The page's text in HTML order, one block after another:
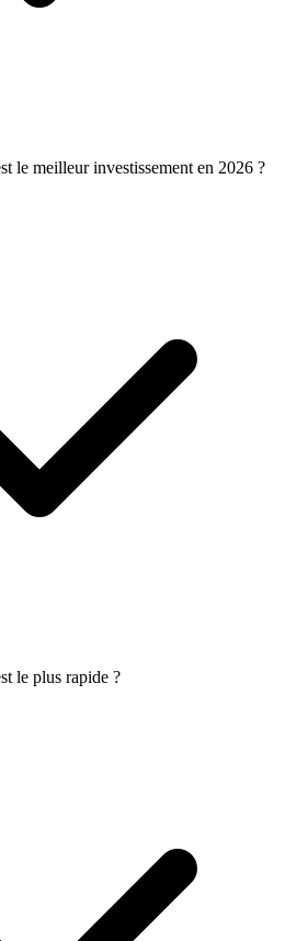
le meilleur investissement en 2026 ?
le plus rapide ?